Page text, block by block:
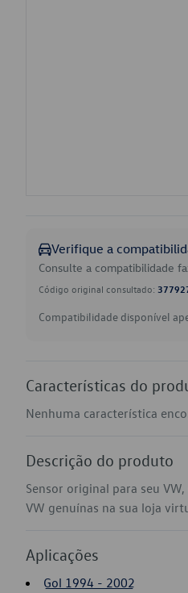
Verifique a
Consulte a compatibilidade
Código original consultado:
Compatibilidade disponível
Características do
Nenhuma característica
Descrição do produto
Sensor original para seu
VW genuínas na sua loja
Aplicações
Gol 1994 - 2002